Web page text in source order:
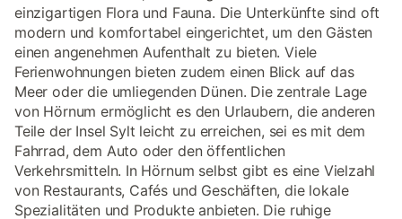
einzigartigen Flora und Fauna. Die Unterkünfte sind oft
modern und komfortabel eingerichtet, um den Gästen
einen angenehmen Aufenthalt zu bieten. Viele
Ferienwohnungen bieten zudem einen Blick auf das
Meer oder die umliegenden Dünen. Die zentrale Lage
von Hörnum ermöglicht es den Urlaubern, die anderen
Teile der Insel Sylt leicht zu erreichen, sei es mit dem
Fahrrad, dem Auto oder den öffentlichen
Verkehrsmitteln. In Hörnum selbst gibt es eine Vielzahl
von Restaurants, Cafés und Geschäften, die lokale
Spezialitäten und Produkte anbieten. Die ruhige